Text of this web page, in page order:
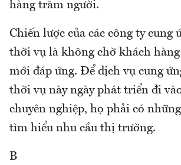
hàng trăm người.
Chiến lược của các công ty cung
thời vụ là không chờ khách
mới đáp ứng. Để dịch vụ cung
thời vụ này ngày phát triển đi
chuyên nghiệp, họ phải có
tìm hiểu nhu cầu thị trường.
B